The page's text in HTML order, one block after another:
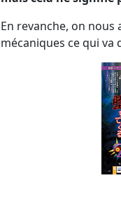
En revanche, on
mécaniques ce qui